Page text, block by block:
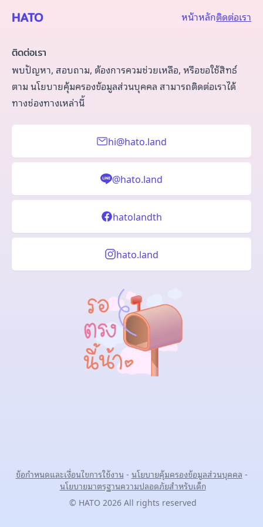
HATO หน้าหลักติดต่อเรา
ติดต่อเรา
พบปัญหา, สอบถาม, ต้องการควมช่วยเหลือ, หรือขอใช้สิทธ์
ตามนโยบายคุ้มครองข้อมูลส่วนบุคคล สามารถติดต่อเราได้
ทางช่องทางเหล่านี้
hi@hato.land
@hato.land
hatolandth
hato.land
ข้อกำหนดและเงื่อนไขการใช้งาน- นโยบายคุ้มครองข้อมูลส่วนบุคคล -
นโยบายมาตรฐานความปลอดภัยสำหรับเด็ก
© HATO 2026 All rights reserved